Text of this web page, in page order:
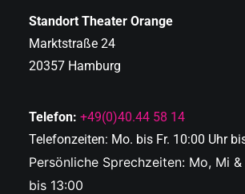
Standort Theater Orange
Marktstraße 24
20357 Hamburg
Telefon: +49(0)40.44 58 14
Telefonzeiten: Mo. bis Fr. 10:00 Uhr
Persönliche Sprechzeiten: Mo, Mi &
bis 13:00